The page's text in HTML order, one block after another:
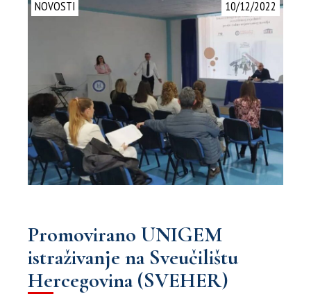
10/12/2022
NOVOSTI
Promovirano UNIGEM
istraživanje na Sveučilištu
Hercegovina (SVEHER)